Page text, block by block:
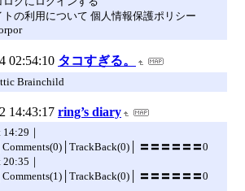
トの利用について 個人情報保護ポリシー
02:54:10 タコすぎる。
Brainchild
14:43:17 ring’s diary
｜
〓〓〓〓〓〓0
｜
〓〓〓〓〓〓0